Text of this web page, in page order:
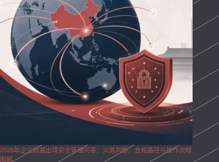
2026年企业数据出境安全管理问答：义务判断、合规路径与操作流程
图解